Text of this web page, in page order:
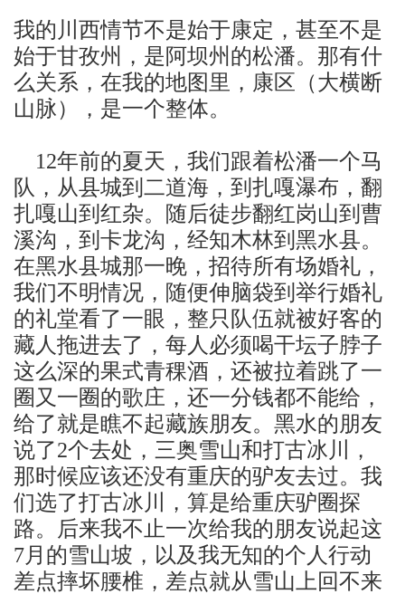
我的川西情节不是始于康定，甚至不是
始于甘孜州，是阿坝州的松潘。那有什
么关系，在我的地图里，康区（大横断
山脉），是一个整体。
12年前的夏天，我们跟着松潘一个马
队，从县城到二道海，到扎嘎瀑布，翻
扎嘎山到红杂。随后徒步翻红岗山到曹
溪沟，到卡龙沟，经知木林到黑水县。
在黑水县城那一晚，招待所有场婚礼，
我们不明情况，随便伸脑袋到举行婚礼
的礼堂看了一眼，整只队伍就被好客的
藏人拖进去了，每人必须喝干坛子脖子
这么深的果式青稞酒，还被拉着跳了一
圈又一圈的歌庄，还一分钱都不能给，
给了就是瞧不起藏族朋友。黑水的朋友
说了2个去处，三奥雪山和打古冰川，
那时候应该还没有重庆的驴友去过。我
们选了打古冰川，算是给重庆驴圈探
路。后来我不止一次给我的朋友说起这
7月的雪山坡，以及我无知的个人行动
差点摔坏腰椎，差点就从雪山上回不来